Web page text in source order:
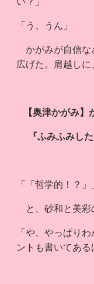
「う、うん」
かがみが自信な
広げた。肩越しに
【奥津かがみ
『ふみふみし
「「哲学的！？」
と、砂和と美彩
「や、やっぱり
ントも書いてあ